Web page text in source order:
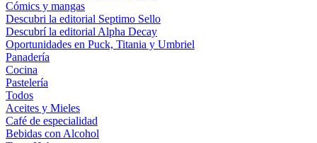
Cómics y mangas
Descubri la editorial Septimo Sello
Descubrí la editorial Alpha Decay
Oportunidades en Puck, Titania y Umbriel
Panadería
Cocina
Pastelería
Todos
Aceites y Mieles
Café de especialidad
Bebidas con Alcohol